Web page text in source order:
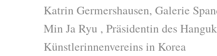
Katrin Germershausen, Galerie
Min Ja Ryu , Präsidentin des
Künstlerinnenvereins in Korea